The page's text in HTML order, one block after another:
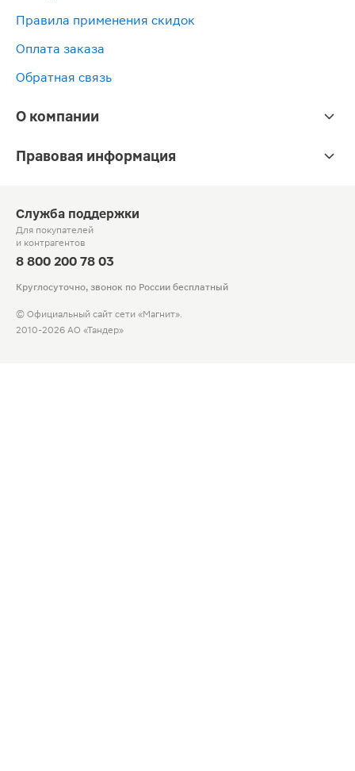
Правила применения скидок
Оплата заказа
Обратная связь
О компании
Правовая информация
Служба поддержки
Для покупателей
и контрагентов
8 800 200 78 03
Круглосуточно, звонок по России бесплатный
© Официальный сайт сети «Магнит».
2010-2026 АО «Тандер»